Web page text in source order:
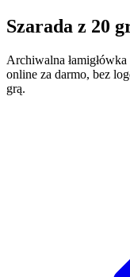
Szarada z 20
Archiwalna łamigłówka
online za darmo, bez
grą.